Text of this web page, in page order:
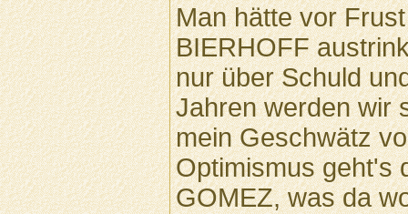
Man hätte vor
BIERHOFF
nur über Schuld
Jahren werden wir
mein Geschwätz
Optimismus geht's
GOMEZ, was da